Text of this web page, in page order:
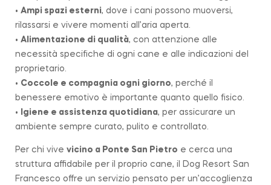
• Ampi spazi esterni, dove i cani possono muoversi,
rilassarsi e vivere momenti all’aria aperta.
• Alimentazione di qualità, con attenzione alle
necessità specifiche di ogni cane e alle indicazioni del
proprietario.
• Coccole e compagnia ogni giorno, perché il
benessere emotivo è importante quanto quello fisico.
•
Igiene e assistenza quotidiana, per assicurare un
ambiente sempre curato, pulito e controllato.
Per chi vive vicino a Ponte San Pietro e cerca una
struttura affidabile per il proprio cane, il Dog Resort San
Francesco offre un servizio pensato per un’accoglienza